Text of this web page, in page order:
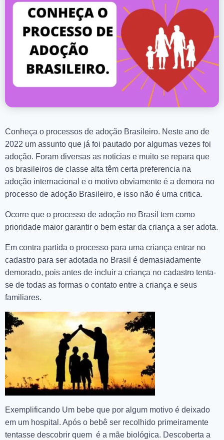
Conheça o processos de adoção Brasileiro. Neste ano de
2022 um assunto que já foi pautado por algumas vezes foi
adoção. Foram diversas as noticias e muito se repara que
os brasileiros de classe alta têm certa preferencia na
adoção internacional e o motivo obviamente é a demora no
processo de adoção Brasileiro, e isso não é uma critica.
Ocorre que o processo de adoção no Brasil tem como
prioridade maior garantir o bem estar da criança a ser adota.
Em contra partida o processo para uma criança entrar no
cadastro para ser adotada no Brasil é demasiadamente
demorado, pois antes de incluir a criança no cadastro tenta-
se de todas as formas o contato entre a criança e seus
familiares.
Exemplificando Um bebe que por algum motivo é deixado
em um hospital. Após o bebê ser recolhido primeiramente
tentasse descobrir quem é a mãe biológica. Descoberta a